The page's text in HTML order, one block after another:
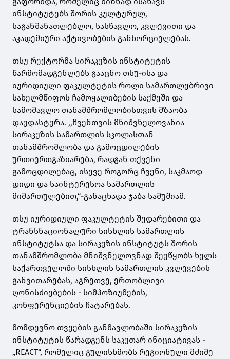
ინსტიტუტებს შორის კულტურულ,
საგანმანათლებლო, სასწავლო, კვლევითი და
აკადემიური აქტივობების განხორციელებას.
თსუ რექტორმა სირაკუზის ინსტიტუტის
წარმომადგენლებს გააცნო თსუ-ისა და
იურიდიული ფაკულტეტის როლი სამართლებრივი
სახელმწიფოს ჩამოყალიბების საქმეში და
სამომავლო თანამშრომლობისთვის მზაობა
დაუდასტურა. ,,ჩვენთვის მნიშვნელოვანია
სირაკუზის სამართლის სკოლასთან
თანამშრომლობა და გამოცდილების
ურთიერთგაზიარება, რადგან თქვენი
გამოცდილებაც, ისევე როგორც ჩვენი, საკმაოდ
დიდი და საინტერესოა სამართლის
მიმართულებით,“-განაცხადა ჯაბა სამუშიამ.
თსუ იურიდიული ფაკულტეტის შედარებითი და
ტრანსნაციონალური სისხლის სამართლის
ინსტიტუტსა და სირაკუზის ინსტიტუტს შორის
თანამშრომლობა მნიშვნელოვნად შეუწყობს ხელს
საქართველოში სისხლის სამართლის კვლევების
განვითარებას, აგრეთვე, ერთობლივი
ღონისძიებების - სიმპოზიუმების,
კონფერენციების ჩატარებას.
მომდევნო თვეების განმავლობაში სირაკუზის
ინსტიტუტის წარადგენს საკუთარ ინიციატივას -
„REACT“, რომელიც გულისხმობს რეგიონული მძიმე